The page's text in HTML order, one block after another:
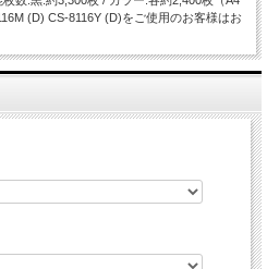
(D) CS-8116Y (D)をご使用のお客様はお